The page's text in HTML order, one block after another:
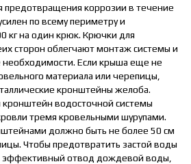
предотвращения коррозии в течение
по всему периметру и
кг на один крюк. Крючки для
сторон облегчают монтаж системы и
необходимости. Если крыша еще не
материала или черепицы,
кронштейны желоба.
водосточной системы
тремя кровельными шурупами.
должно быть не более 50 см
Чтобы предотвратить застой воды
эффективный отвод дождевой воды,